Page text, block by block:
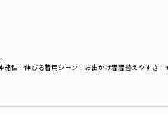
縮性 ：伸びる着用シーン ：お出かけ着着替えやすさ
裏部分より取り外し可能)